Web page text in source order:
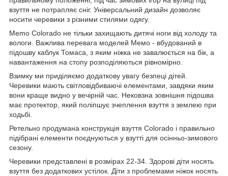
взуття не потрапляє сніг. Універсальний дизайн дозволяє
носити черевики з різними стилями одягу.
Memo Colorado не тільки захищають дитячі ноги від холоду та
вологи. Важлива перевага моделей Мемо - вбудований в
підошву каблук Томаса, з яким ніжка не завалюється на бік, а
навантаження на стопу розподіляються рівномірно.
Взимку ми приділяємо додаткову увагу безпеці дітей.
Черевики мають світловідбиваючі елементами, завдяки яким
вони краще видно у вечірній час. Нековзна зовнішня підошва
має протектор, який поліпшує зчеплення взуття з землею при
ходьбі.
Ретельно продумана конструкція взуття Colorado і правильно
підібрані елементи поєднуються у взутті для осінньо-зимового
сезону.
Черевики представлені в розмірах 22-34. Здорові діти носять
взуття без додаткових устілок. Діти з проблемами ніжок носять